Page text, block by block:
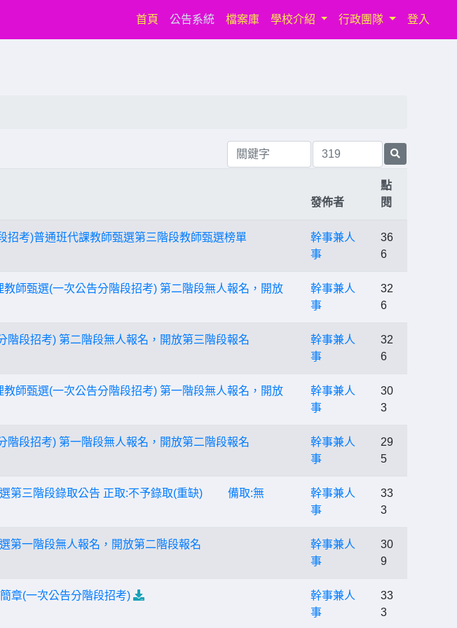
首頁(current)
公告系統 檔案庫 學校介紹 行政團隊 登入
發佈者
點
閱
考)普通班代課教師甄選第三階段教師甄選榜單
幹事兼人
事
36
6
師甄選(一次公告分階段招考) 第二階段無人報名，開放
幹事兼人
事
32
6
段招考) 第二階段無人報名，開放第三階段報名
幹事兼人
事
32
6
師甄選(一次公告分階段招考) 第一階段無人報名，開放
幹事兼人
事
30
3
段招考) 第一階段無人報名，開放第二階段報名
幹事兼人
事
29
5
選第三階段錄取公告 正取:不予錄取(重缺) 備取:無
幹事兼人
事
33
3
第一階段無人報名，開放第二階段報名
幹事兼人
事
30
9
章(一次公告分階段招考)
幹事兼人
事
33
3